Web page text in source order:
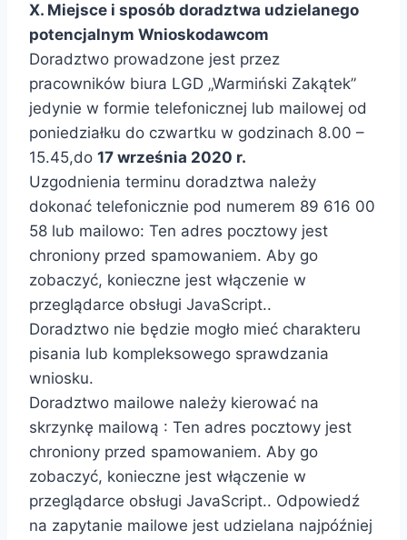
X. Miejsce i sposób doradztwa udzielanego
potencjalnym Wnioskodawcom
Doradztwo prowadzone jest przez
pracowników biura LGD „Warmiński Zakątek”
jedynie w formie telefonicznej lub mailowej od
poniedziałku do czwartku w godzinach 8.00 –
15.45,do 17 września 2020 r.
Uzgodnienia terminu doradztwa należy
dokonać telefonicznie pod numerem 89 616 00
58 lub mailowo: Ten adres pocztowy jest
chroniony przed spamowaniem. Aby go
zobaczyć, konieczne jest włączenie w
przeglądarce obsługi JavaScript..
Doradztwo nie będzie mogło mieć charakteru
pisania lub kompleksowego sprawdzania
wniosku.
Doradztwo mailowe należy kierować na
skrzynkę mailową : Ten adres pocztowy jest
chroniony przed spamowaniem. Aby go
zobaczyć, konieczne jest włączenie w
przeglądarce obsługi JavaScript.. Odpowiedź
na zapytanie mailowe jest udzielana najpóźniej